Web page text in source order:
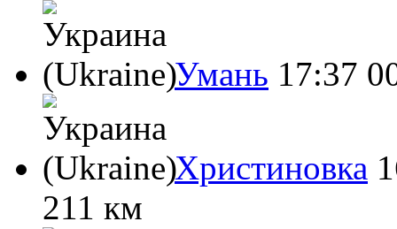
Умань 17:37
Христиновка
211 км